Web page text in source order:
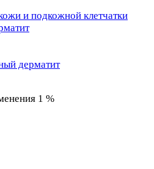
и подкожной клетчатки
дерматит
1 %